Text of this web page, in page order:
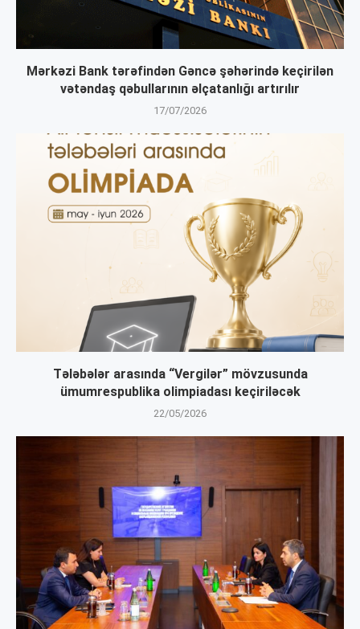
Mərkəzi Bank tərəfindən Gəncə şəhərində keçirilən
vətəndaş qəbullarının əlçatanlığı artırılır
17/07/2026
Tələbələr arasında “Vergilər” mövzusunda
ümumrespublika olimpiadası keçiriləcək
22/05/2026